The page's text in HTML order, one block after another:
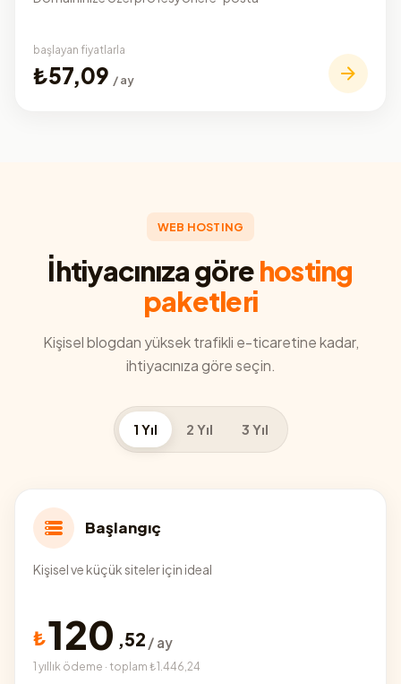
başlayan fiyatlarla
₺57,09 / ay
WEB HOSTING
İhtiyacınıza görehosting
paketleri
Kişisel blogdan yüksek trafikli e-ticaretine kadar,
ihtiyacınıza göre seçin.
1 Yıl 2 Yıl 3 Yıl
Başlangıç
Kişisel ve küçük siteler için ideal
₺120 ,52 / ay
1 yıllık ödeme · toplam ₺1.446,24